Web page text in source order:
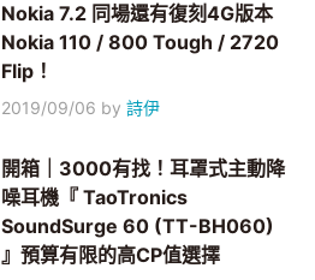
Nokia 7.2 同場還有復刻4G版本
Nokia 110 / 800 Tough / 2720
Flip！
2019/09/06 by詩伊
開箱｜3000有找！耳罩式主動降
噪耳機『 TaoTronics
SoundSurge 60 (TT-BH060)
』預算有限的高CP值選擇